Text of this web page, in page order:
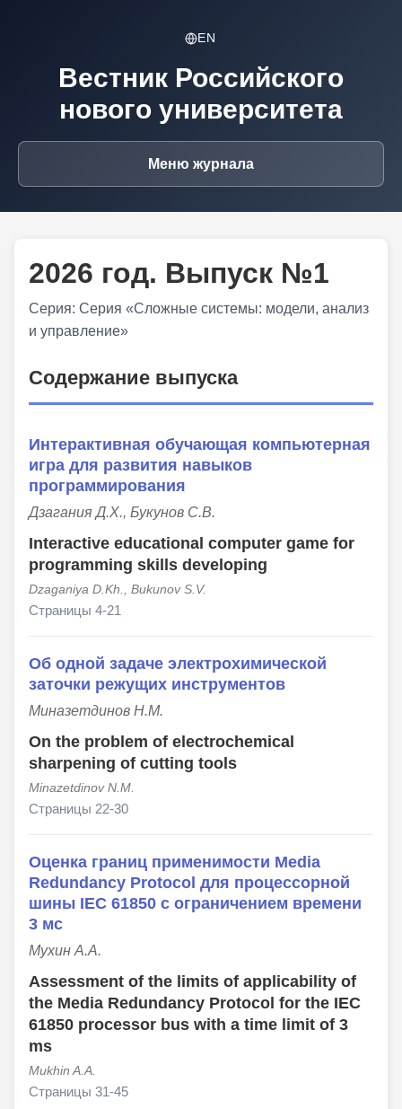
EN
Вестник Российского
нового университета
Меню журнала
2026 год. Выпуск №1
Серия: Серия «Сложные системы: модели, анализ
и управление»
Содержание выпуска
Интерактивная обучающая компьютерная
игра для развития навыков
программирования
Дзагания Д.Х., Букунов С.В.
Interactive educational computer game for
programming skills developing
Dzaganiya D.Kh., Bukunov S.V.
Страницы 4-21
Об одной задаче электрохимической
заточки режущих инструментов
Миназетдинов Н.М.
On the problem of electrochemical
sharpening of cutting tools
Minazetdinov N.M.
Страницы 22-30
Оценка границ применимости Media
Redundancy Protocol для процессорной
шины IEC 61850 с ограничением времени
3 мс
Мухин А.А.
Assessment of the limits of applicability of
the Media Redundancy Protocol for the IEC
61850 processor bus with a time limit of 3
ms
Mukhin A.A.
Страницы 31-45